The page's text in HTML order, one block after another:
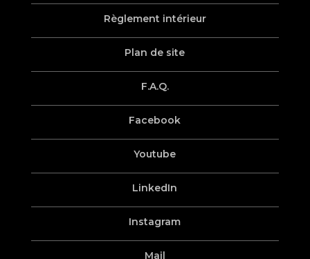
Règlement intérieur
Plan de site
F.A.Q.
Facebook
Youtube
LinkedIn
Instagram
Mail